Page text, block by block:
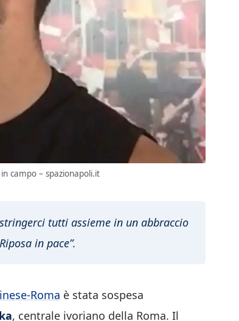
campo – spazionapoli.it
tutti assieme in un abbraccio
in pace”.
Roma è stata sospesa
, centrale ivoriano della Roma. Il